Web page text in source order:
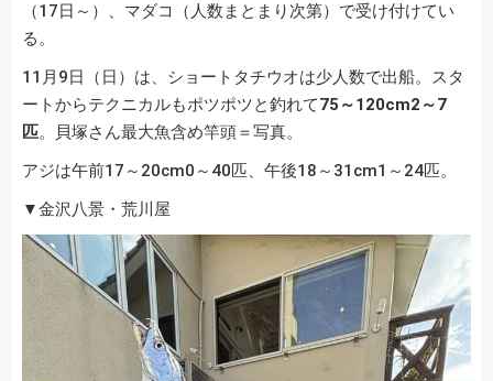
（17日～）、マダコ（人数まとまり次第）で受け付けてい
る。
11月9日（日）は、ショートタチウオは少人数で出船。スタ
ートからテクニカルもポツポツと釣れて75～120cm2～7
匹。貝塚さん最大魚含め竿頭＝写真。
アジは午前17～20cm0～40匹、午後18～31cm1～24匹。
▼金沢八景・荒川屋